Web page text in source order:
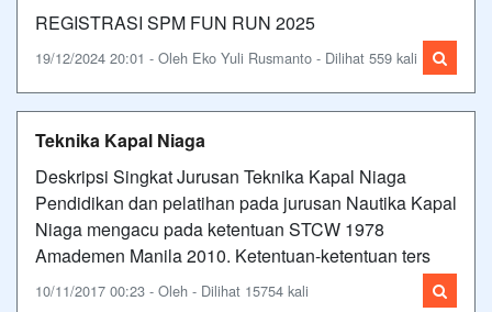
REGISTRASI SPM FUN RUN 2025
19/12/2024 20:01 - Oleh Eko Yuli Rusmanto - Dilihat 559 kali
Teknika Kapal Niaga
Deskripsi Singkat Jurusan Teknika Kapal Niaga
Pendidikan dan pelatihan pada jurusan Nautika Kapal
Niaga mengacu pada ketentuan STCW 1978
Amademen Manila 2010. Ketentuan-ketentuan ters
10/11/2017 00:23 - Oleh - Dilihat 15754 kali